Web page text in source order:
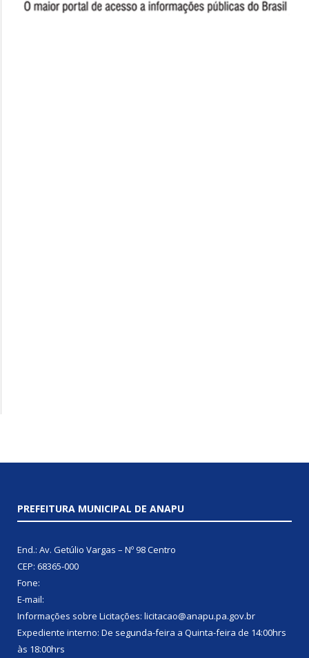
PREFEITURA MUNICIPAL DE ANAPU
End.: Av. Getúlio Vargas – Nº 98 Centro
CEP: 68365-000
Fone:
E-mail:
Informações sobre Licitações: licitacao@anapu.pa.gov.br
Expediente interno: De segunda-feira a Quinta-feira de 14:00hrs
às 18:00hrs